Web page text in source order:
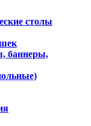
столы
баннеры,